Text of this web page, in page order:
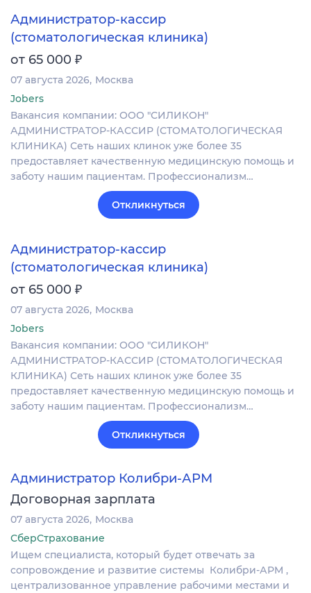
Администратор-кассир
(стоматологическая клиника)
от 65 000 ₽
07 августа 2026 Москва
Jobers
Вакансия компании: ООО "СИЛИКОН"
АДМИНИСТРАТОР-КАССИР (СТОМАТОЛОГИЧЕСКАЯ
КЛИНИКА) Сеть наших клинок уже более 35
предоставляет качественную медицинскую помощь и
заботу нашим пациентам. Профессионализм…
Откликнуться
Администратор-кассир
(стоматологическая клиника)
от 65 000 ₽
07 августа 2026 Москва
Jobers
Вакансия компании: ООО "СИЛИКОН"
АДМИНИСТРАТОР-КАССИР (СТОМАТОЛОГИЧЕСКАЯ
КЛИНИКА) Сеть наших клинок уже более 35
предоставляет качественную медицинскую помощь и
заботу нашим пациентам. Профессионализм…
Откликнуться
Администратор Колибри-АРМ
Договорная зарплата
07 августа 2026 Москва
СберСтрахование
Ищем специалиста, который будет отвечать за
сопровождение и развитие системы Колибри-АРМ ,
централизованное управление рабочими местами и